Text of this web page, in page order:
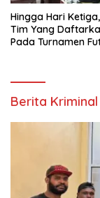
Hingga Hari
Tim Yang
Pada Turnamen
Berita Kriminal